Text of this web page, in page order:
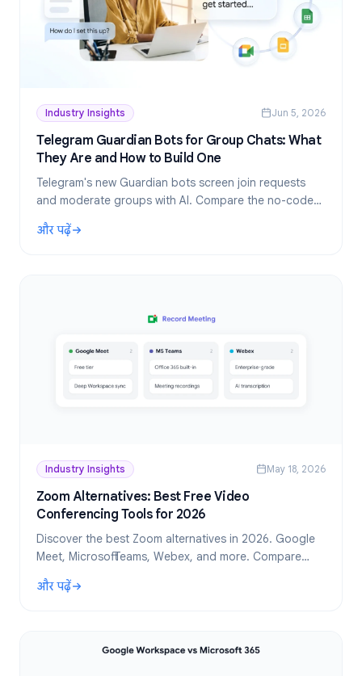
Industry Insights Jun 5, 2026
Telegram Guardian Bots for Group Chats: What
They Are and How to Build One
Telegram's new Guardian bots screen join requests
and moderate groups with AI. Compare the no-code
TeleClaw path vs manual webhooks and pick the right
setup.
और पढ़ें
: Telegram Guardian Bots for Group Chats: What They
Industry Insights May 18, 2026
Zoom Alternatives: Best Free Video
Conferencing Tools for 2026
Discover the best Zoom alternatives in 2026. Google
Meet, Microsoft Teams, Webex, and more. Compare
और पढ़ें
: Zoom Alternatives: Best Free Video Conferencing Tools